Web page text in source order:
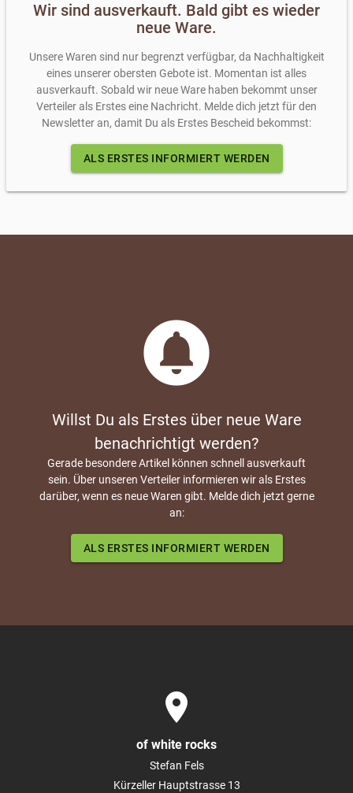
Wir sind ausverkauft. Bald gibt es wieder
neue Ware.
Unsere Waren sind nur begrenzt verfügbar, da Nachhaltigkeit
eines unserer obersten Gebote ist. Momentan ist alles
ausverkauft. Sobald wir neue Ware haben bekommt unser
Verteiler als Erstes eine Nachricht. Melde dich jetzt für den
Newsletter an, damit Du als Erstes Bescheid bekommst:
ALS ERSTES INFORMIERT WERDEN
circle_notifications
Willst Du als Erstes über neue Ware
benachrichtigt werden?
Gerade besondere Artikel können schnell ausverkauft
sein. Über unseren Verteiler informieren wir als Erstes
darüber, wenn es neue Waren gibt. Melde dich jetzt gerne
an:
ALS ERSTES INFORMIERT WERDEN
place
of white rocks
Stefan Fels
Kürzeller Hauptstrasse 13